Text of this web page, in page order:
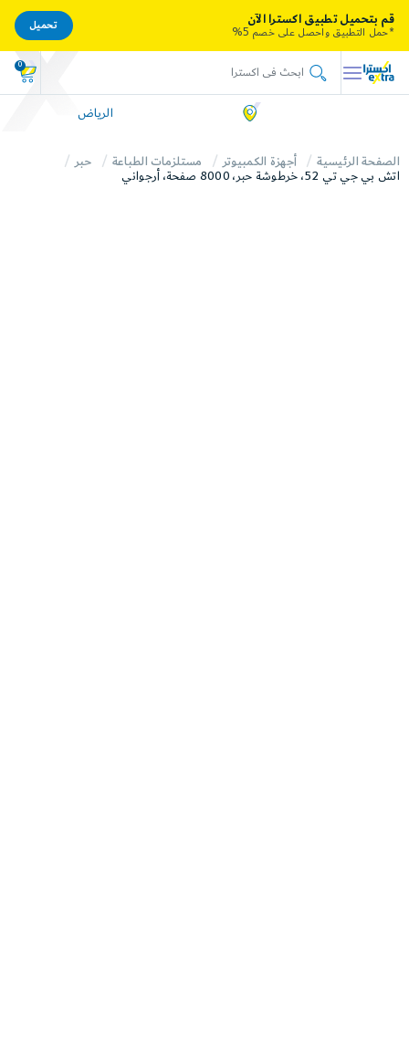
0
الرياض
الصفحة الرئيسية أجهزة الكمبيوتر مستلزمات الطباعة
حبر
اتش بي جي تي 52، خرطوشة حبر، 8000 صفحة، أرجواني
قم بتحميل تطبيق اكسترا الآن
*حمل التطبيق واحصل على خصم 5%
تحميل